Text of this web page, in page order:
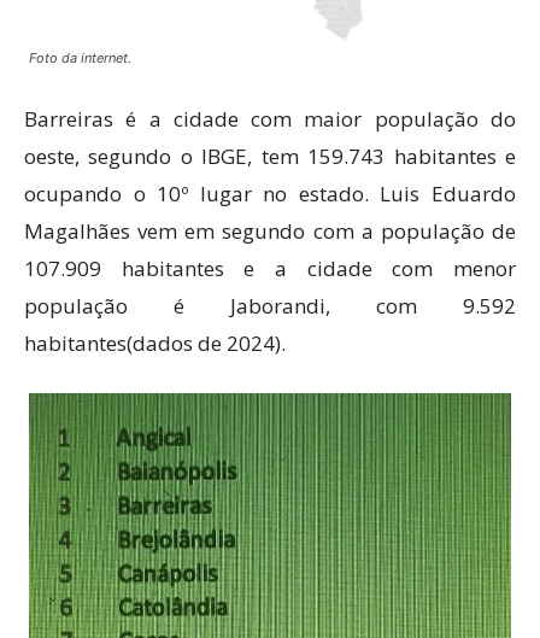
Foto da internet.
Barreiras é a cidade com maior população do
oeste, segundo o IBGE, tem 159.743 habitantes e
ocupando o 10º lugar no estado. Luis Eduardo
Magalhães vem em segundo com a população de
107.909 habitantes e a cidade com menor
população é Jaborandi, com 9.592
habitantes(dados de 2024).